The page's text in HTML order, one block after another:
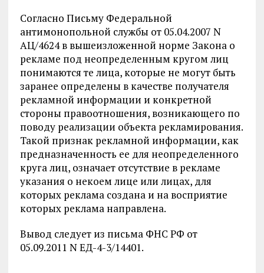
Согласно Письму Федеральной
антимонопольной службы от 05.04.2007 N
АЦ/4624 в вышеизложенной норме Закона о
рекламе под неопределенным кругом лиц
понимаются те лица, которые не могут быть
заранее определены в качестве получателя
рекламной информации и конкретной
стороны правоотношения, возникающего по
поводу реализации объекта рекламирования.
Такой признак рекламной информации, как
предназначенность ее для неопределенного
круга лиц, означает отсутствие в рекламе
указания о некоем лице или лицах, для
которых реклама создана и на восприятие
которых реклама направлена.
Вывод следует из письма ФНС РФ от
05.09.2011 N ЕД-4-3/14401.